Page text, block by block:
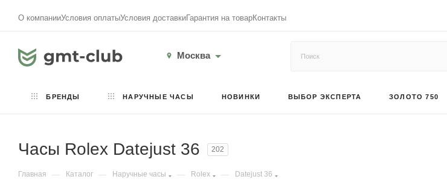
О компанииУсловия оплатыУсловия доставкиГарантия на товарКонтакты
Москва
БРЕНДЫ НАРУЧНЫЕ ЧАСЫ НОВИНКИ ВЫБОР ЭКСПЕРТА ЗОЛОТО 750
Часы Rolex Datejust 36 202
Главная — Каталог — Наручные часы — Rolex — Datejust 36